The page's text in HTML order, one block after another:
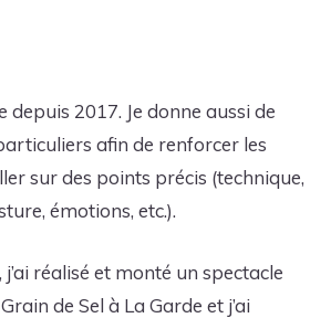
depuis 2017. Je donne aussi de
afin de renforcer les
sur des points précis (technique,
émotions, etc.).
réalisé et monté un spectacle
de Sel à La Garde et j’ai